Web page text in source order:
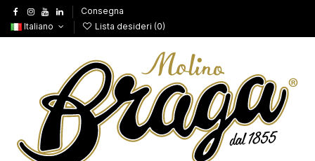
Consegna
Italiano
Lista desideri (0)